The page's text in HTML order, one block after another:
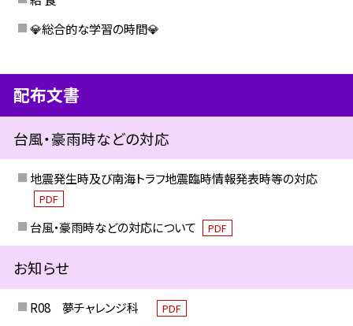
💎総合的な学習の時間💎
配布文書
台風・豪雨時などの対応
地震発生時及び南海トラフ地震臨時情報発表時等の対応
PDF
台風・豪雨時などの対応について PDF
お知らせ
R08 夢チャレンジ科 PDF